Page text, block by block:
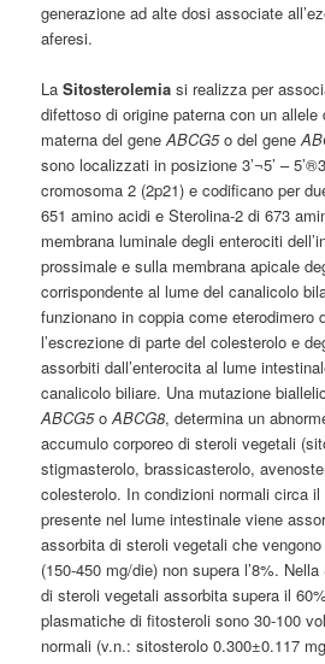
generazione ad alte dosi associate
aferesi.
LaSitosterolemia si realizza per
difettoso di origine paterna con un
materna del geneABCG5o del gene
sono localizzati in posizione 3’¬5’ –
cromosoma 2 (2p21) e codificano per
651 amino acidi e Sterolina-2 di 673
membrana luminale degli enterociti
prossimale e sulla membrana apicale
corrispondente al lume del canalicolo
funzionano in coppia come eterodimero
l’escrezione di parte del colesterolo e
assorbiti dall’enterocita al lume
canalicolo biliare. Una mutazione
ABCG5oABCG8, determina un
accumulo corporeo di steroli vegetali
stigmasterolo, brassicasterolo,
colesterolo. In condizioni normali circa
presente nel lume intestinale viene
assorbita di steroli vegetali che
(150-450 mg/die) non supera l’8%.
di steroli vegetali assorbita supera il
plasmatiche di fitosteroli sono 30-100
normali (v.n.: sitosterolo 0.300±0.117